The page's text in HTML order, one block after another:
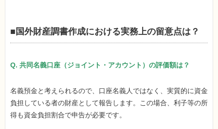
■国外財産調書作成における実務上の留意点は？
Q. 共同名義口座（ジョイント・アカウント）の評価額は？
名義預金と考えられるので、口座名義人ではなく、実質的に資金
負担している者の財産として報告します。この場合、利子等の所
得も資金負担割合で申告が必要です。